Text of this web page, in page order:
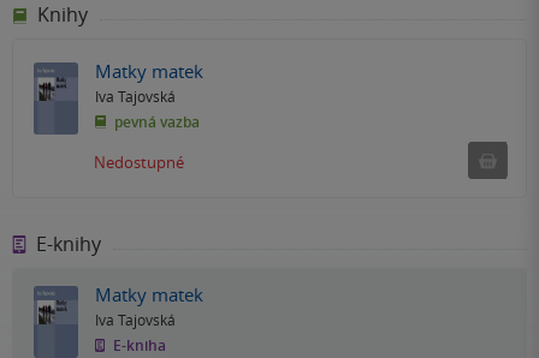
Knihy
Matky matek
Iva Tajovská
pevná vazba
Nedostupné
E-knihy
Matky matek
Iva Tajovská
E-kniha